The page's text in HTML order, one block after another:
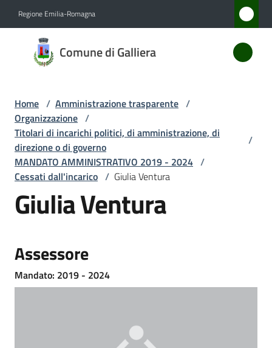
Regione Emilia-Romagna
Comune di Galliera
Comune
di
Amministrazione
Menu selezionato
Novità
Servizi
Galliera
Home / Amministrazione trasparente /
Organizzazione /
Titolari di incarichi politici, di amministrazione, di
direzione o di governo
/
MANDATO AMMINISTRATIVO 2019 - 2024 /
Cessati dall'incarico / Giulia Ventura
Giulia Ventura
Assessore
Mandato: 2019 - 2024